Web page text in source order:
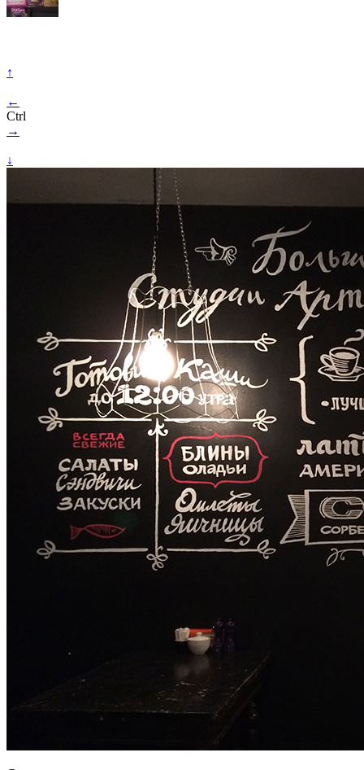
↑
←
Ctrl
→
↓